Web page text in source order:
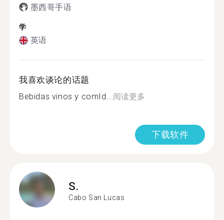
墨西哥手语
学
英语
我喜欢谈论的话题
Bebidas vinos y comId...阅读更多
下载软件
S.
Cabo San Lucas